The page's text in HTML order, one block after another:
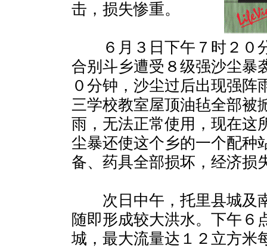
击，损失惨重。
６月３日下午７时２０
合别斗乡遭受８级强沙尘暴
０分钟，沙尘过后出现强阵
三学校教室屋顶油毡全部被
雨，无法正常使用，现在这
尘暴还使这个乡的一个配种
备、药具全部损坏，经济损
次日中午，托里县城及
随即形成较大洪水。下午６
城，最大流量达１２立方米